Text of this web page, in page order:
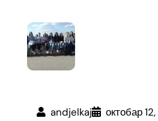
andjelkaj октобар